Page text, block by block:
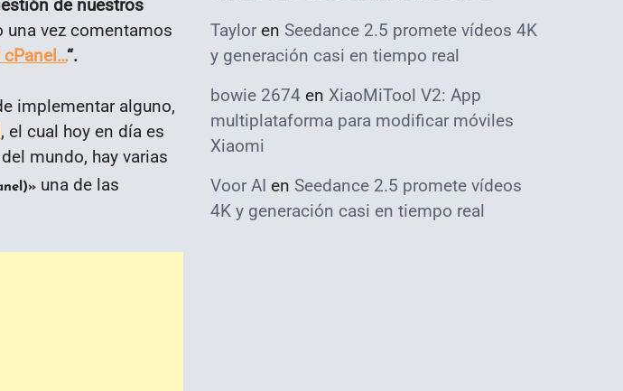
de nuestros
vez comentamos
“.
implementar alguno,
, el cual hoy en día es
del mundo, hay varias
una de las
Taylor en Seedance 2.5 promete vídeos 4K
y generación casi en tiempo real
bowie 2674 en XiaoMiTool V2: App
multiplataforma para modificar móviles
Xiaomi
Voor AI en Seedance 2.5 promete vídeos
4K y generación casi en tiempo real